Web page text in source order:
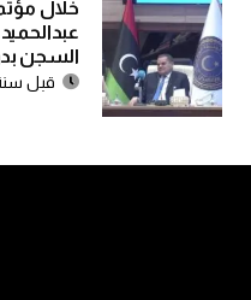
خلال
السجن
قبل